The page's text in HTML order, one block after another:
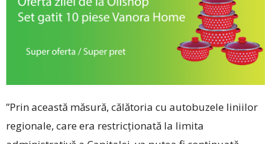
”Prin această măsură, călătoria cu autobuzele liniilor
regionale, care era restricţionată la limita